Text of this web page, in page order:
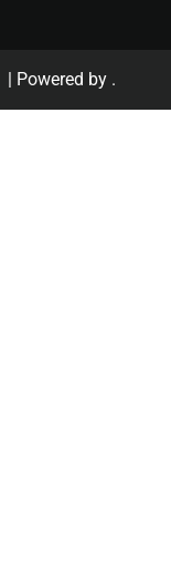
| Powered by .